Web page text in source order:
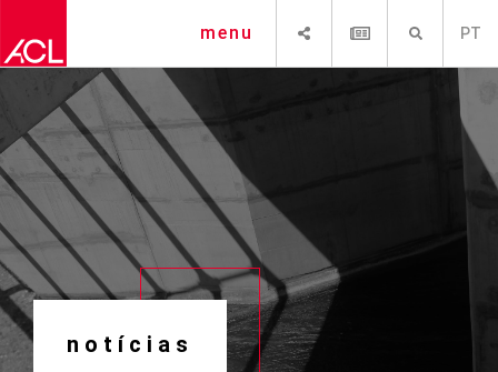
PT
menu
notícias